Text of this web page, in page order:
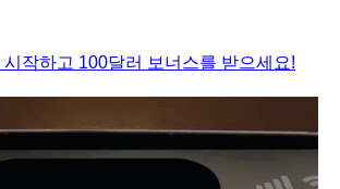
작하고 100달러 보너스를 받으세요!